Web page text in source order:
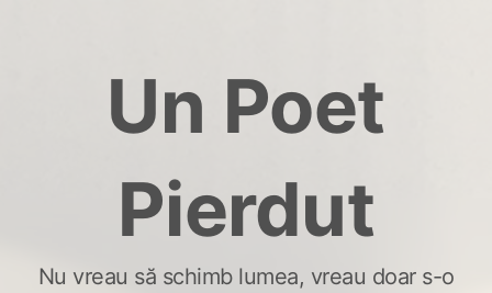
Un Poet
Pierdut
Nu vreau să schimb lumea, vreau doar s-o